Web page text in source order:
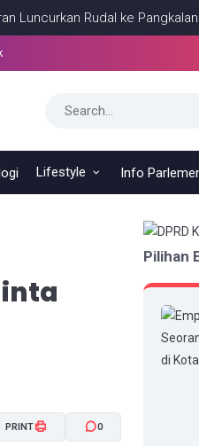
Rudal ke Pangkalan AS di
Lifestyle Info
PRINT 0
Pilihan